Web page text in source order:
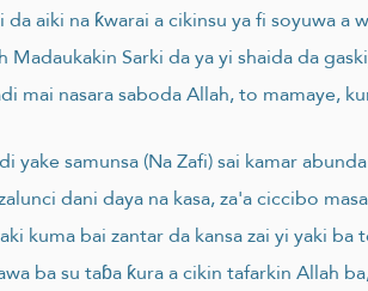
aiki na ƙwarai a cikinsu ya fi soyuwa
Madaukakin Sarki da ya yi shaida da
mai nasara saboda Allah, to mamaye,
yake samunsa (Na Zafi) sai kamar
dani daya na kasa, za'a ciccibo
kuma bai zantar da kansa zai yi yaki
ba su taɓa ƙura a cikin tafarkin Allah